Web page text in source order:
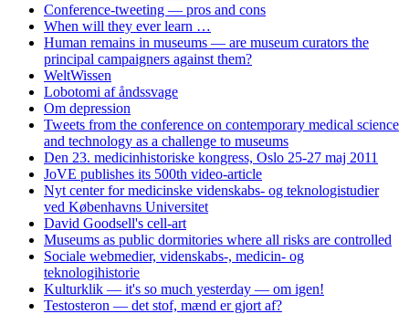
Conference-tweeting — pros and cons
When will they ever learn …
Human remains in museums — are museum curators the
principal campaigners against them?
WeltWissen
Lobotomi af åndssvage
Om depression
Tweets from the conference on contemporary medical science
and technology as a challenge to museums
Den 23. medicinhistoriske kongress, Oslo 25-27 maj 2011
JoVE publishes its 500th video-article
Nyt center for medicinske videnskabs- og teknologistudier
ved Københavns Universitet
David Goodsell's cell-art
Museums as public dormitories where all risks are controlled
Sociale webmedier, videnskabs-, medicin- og
teknologihistorie
Kulturklik — it's so much yesterday — om igen!
Testosteron — det stof, mænd er gjort af?